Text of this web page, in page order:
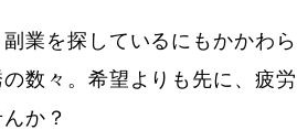
業を探しているにもかかわら
数々。希望よりも先に、疲労
か？